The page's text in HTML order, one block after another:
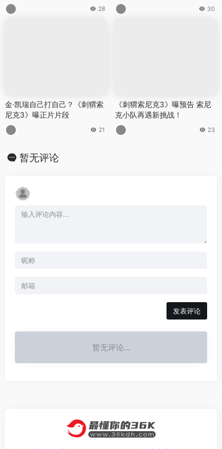
28 30
金·凯瑞自己打自己？《刺猬索
尼克3》曝正片片段
21
《刺猬索尼克3》曝预告 索尼
克小队再遇新挑战！
23
暂无评论
发表评论
暂无评论...